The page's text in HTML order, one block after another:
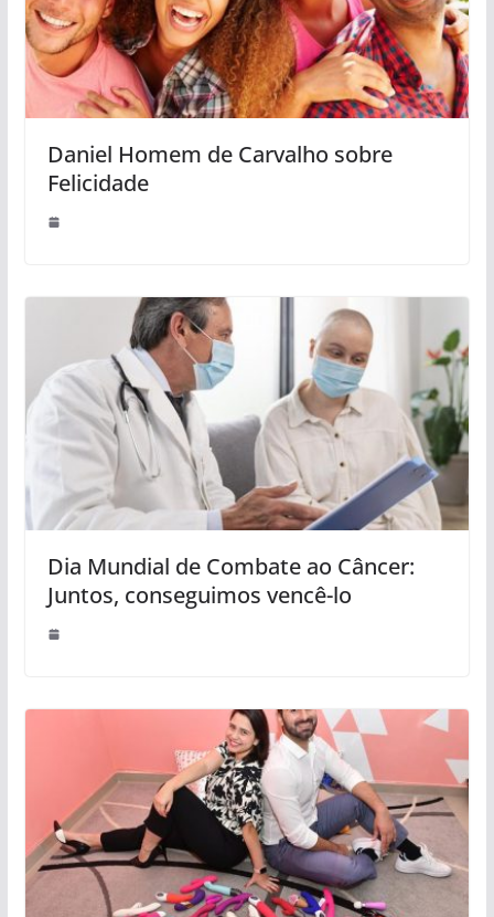
Daniel Homem de Carvalho sobre
Felicidade
Dia Mundial de Combate ao Câncer:
Juntos, conseguimos vencê-lo